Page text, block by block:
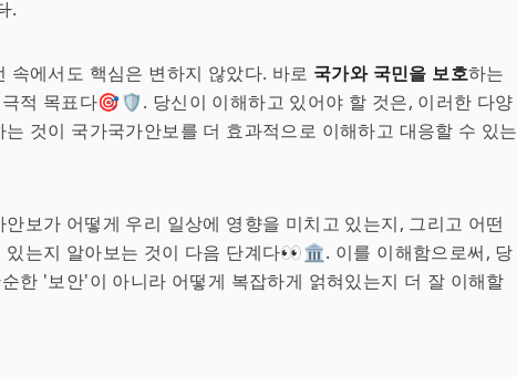
.
속에서도 핵심은 변하지 않았다. 바로 국가와 국민을 보호하는
적 목표다🎯🛡️. 당신이 이해하고 있어야 할 것은, 이러한 다양
것이 국가국가안보를 더 효과적으로 이해하고 대응할 수 있는
보가 어떻게 우리 일상에 영향을 미치고 있는지, 그리고 어떤
있는지 알아보는 것이 다음 단계다👀🏛️. 이를 이해함으로써, 당
한 '보안'이 아니라 어떻게 복잡하게 얽혀있는지 더 잘 이해할